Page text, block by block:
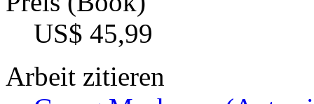
US$ 45,99
Arbeit zitieren